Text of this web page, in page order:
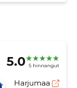
5.0 5 hinnangut
Harjumaa